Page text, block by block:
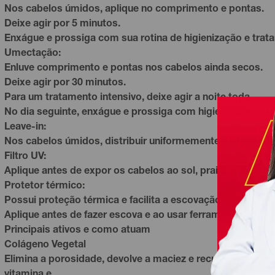
Nos cabelos úmidos, aplique no comprimento e pontas.
Deixe agir por 5 minutos.
Enxágue e prossiga com sua rotina de higienização e
Umectação:
Enluve comprimento e pontas nos cabelos ainda secos.
Deixe agir por 30 minutos.
Para um tratamento intensivo, deixe agir a noite toda.
No dia seguinte, enxágue e prossiga com higienização e
Leave-in:
Nos cabelos úmidos, distribuir uniformemente do
Filtro UV:
Aplique antes de expor os cabelos ao sol, praia, piscina e
Protetor térmico:
Possui proteção térmica e facilita a escovação.
Aplique antes de fazer escova e ao usar ferramentas de
Principais ativos e como atuam
Colágeno Vegetal
Elimina a porosidade, devolve a maciez e recupera o brilho.